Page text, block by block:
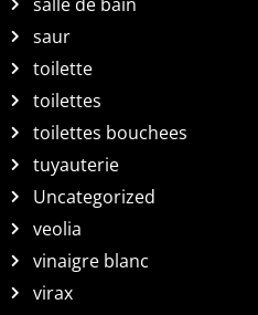
salle de bain
saur
toilette
toilettes
toilettes bouchees
tuyauterie
Uncategorized
veolia
vinaigre blanc
virax